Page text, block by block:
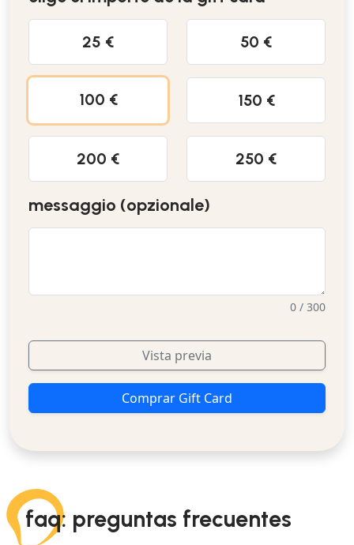
25 € 50 €
100 € 150 €
200 € 250 €
messaggio (opzionale)
0 / 300
Vista previa
Comprar Gift Card
faq: preguntas frecuentes